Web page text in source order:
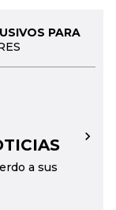
PARA
a sus
→